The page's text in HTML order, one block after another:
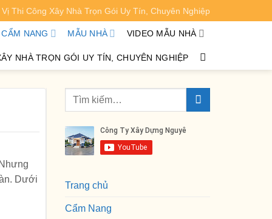
Thi Công Xây Nhà Trọn Gói Uy Tín, Chuyên Nghiệp
CẨM NANG MẪU NHÀ VIDEO MẪU NHÀ
NHÀ TRỌN GÓI UY TÍN, CHUYÊN NGHIỆP
Dưới
Trang chủ
Cẩm Nang
XEM CHI TIẾT